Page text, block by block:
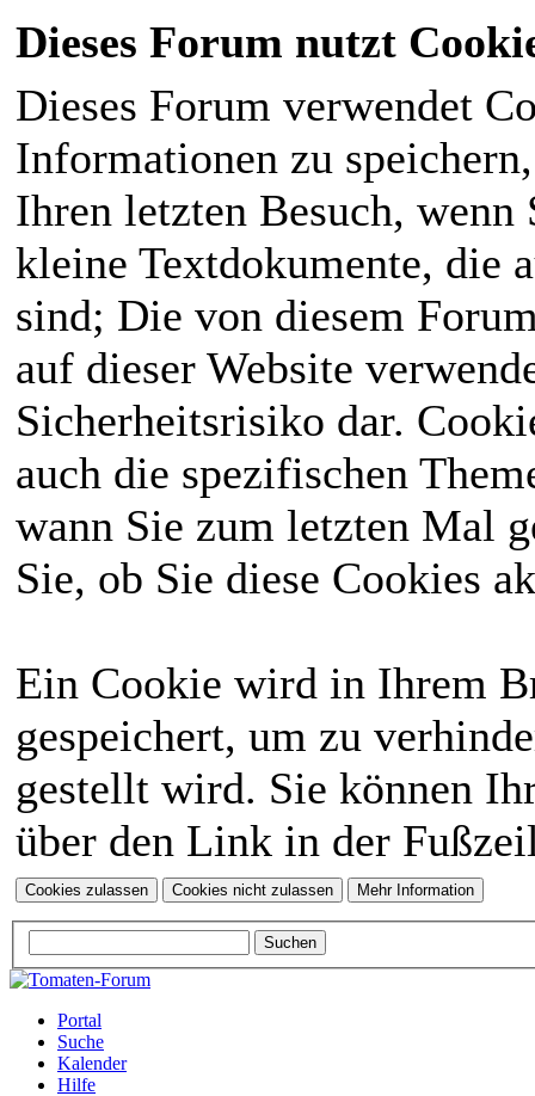
Dieses Forum nutzt
Dieses Forum verwendet
Informationen zu
Ihren letzten Besuch,
kleine Textdokumente, die
sind; Die von diesem
auf dieser Website
Sicherheitsrisiko dar.
auch die spezifischen
wann Sie zum letzten Mal
Sie, ob Sie diese Cookies
Ein Cookie wird in Ihrem
gespeichert, um zu
gestellt wird. Sie können
über den Link in der
Portal
Suche
Kalender
Hilfe